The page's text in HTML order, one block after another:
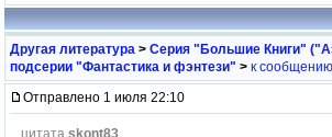
Другая литература > Серия "Большие Книги"
подсерии "Фантастика и фэнтези" > к сообщению
Отправлено 1 июля 22:10
цитата skont83